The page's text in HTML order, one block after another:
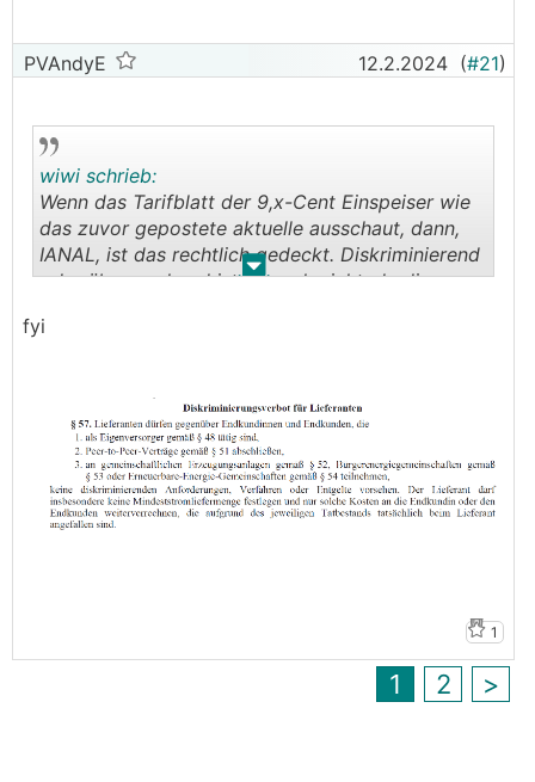
PVAndyE 12.2.2024 (#21)
. .
wiwi schrieb:
Wenn das Tarifblatt der 9,x-Cent Einspeiser wie
das zuvor gepostete aktuelle ausschaut, dann,
IANAL, ist das rechtlich gedeckt. Diskriminierend
oder überraschend ist es auch nicht, da die
Vertragsfreiheit.
fyi
1
1 2 >